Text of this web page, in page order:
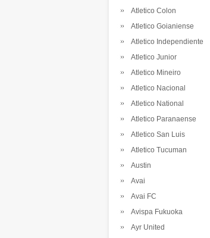
Atletico Colon
Atletico Goianiense
Atletico Independiente
Atletico Junior
Atletico Mineiro
Atletico Nacional
Atletico National
Atletico Paranaense
Atletico San Luis
Atletico Tucuman
Austin
Avai
Avai FC
Avispa Fukuoka
Ayr United